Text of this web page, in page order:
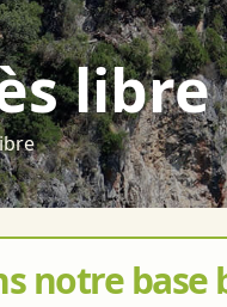
libre
notre